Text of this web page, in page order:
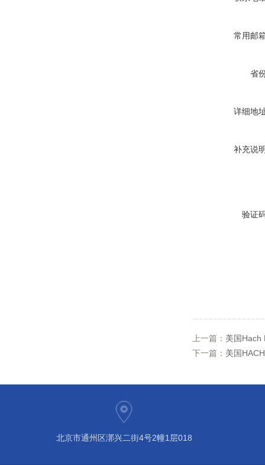
常用邮
省
详细地
补充说
验证
上一篇： 美国Hach
下一篇： 美国
北京市通州区漷兴二街4号2幢1层018